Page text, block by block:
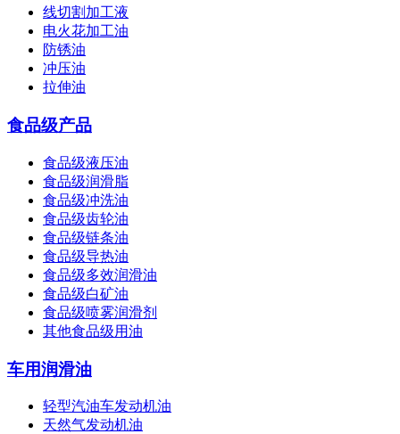
线切割加工液
电火花加工油
防锈油
冲压油
拉伸油
食品级产品
食品级液压油
食品级润滑脂
食品级冲洗油
食品级齿轮油
食品级链条油
食品级导热油
食品级多效润滑油
食品级白矿油
食品级喷雾润滑剂
其他食品级用油
车用润滑油
轻型汽油车发动机油
天然气发动机油